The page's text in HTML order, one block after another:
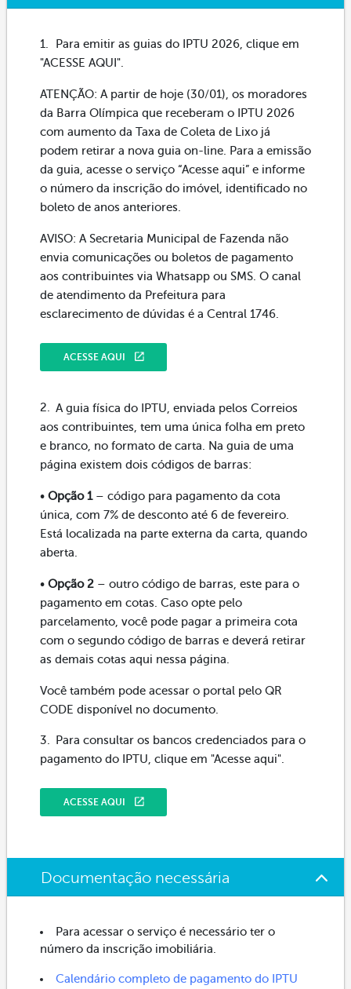
Para emitir as guias do IPTU 2026, clique em
"ACESSE AQUI".
ATENÇÃO: A partir de hoje (30/01), os moradores
da Barra Olímpica que receberam o IPTU 2026
com aumento da Taxa de Coleta de Lixo já
podem retirar a nova guia on-line. Para a emissão
da guia, acesse o serviço “Acesse aqui” e informe
o número da inscrição do imóvel, identificado no
boleto de anos anteriores.
AVISO: A Secretaria Municipal de Fazenda não
envia comunicações ou boletos de pagamento
aos contribuintes via Whatsapp ou SMS. O canal
de atendimento da Prefeitura para
esclarecimento de dúvidas é a Central 1746.
ACESSE AQUI
A guia física do IPTU, enviada pelos Correios
aos contribuintes, tem uma única folha em preto
e branco, no formato de carta. Na guia de uma
página existem dois códigos de barras:
• Opção 1– código para pagamento da cota
única, com 7% de desconto até 6 de fevereiro.
Está localizada na parte externa da carta, quando
aberta.
• Opção 2 – outro código de barras, este para o
pagamento em cotas. Caso opte pelo
parcelamento, você pode pagar a primeira cota
com o segundo código de barras e deverá retirar
as demais cotas aqui nessa página.
Você também pode acessar o portal pelo QR
CODE disponível no documento.
Para consultar os bancos credenciados para o
pagamento do IPTU, clique em "Acesse aqui".
ACESSE AQUI
Documentação necessária
Para acessar o serviço é necessário ter o
número da inscrição imobiliária.
Calendário completo de pagamento do IPTU